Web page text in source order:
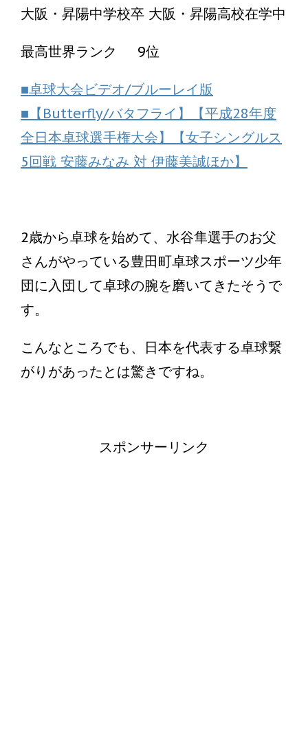
大阪・昇陽中学校卒 大阪・昇陽高校在学中
最高世界ランク 9位
■卓球大会ビデオ/ブルーレイ版
■【Butterfly/バタフライ】【平成28年度
全日本卓球選手権大会】【女子シングルス
5回戦 安藤みなみ 対 伊藤美誠ほか】
2歳から卓球を始めて、水谷隼選手のお父
さんがやっている豊田町卓球スポーツ少年
団に入団して卓球の腕を磨いてきたそうで
す。
こんなところでも、日本を代表する卓球繋
がりがあったとは驚きですね。
スポンサーリンク